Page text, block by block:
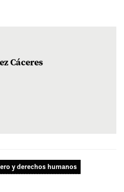
Cáceres
y derechos humanos